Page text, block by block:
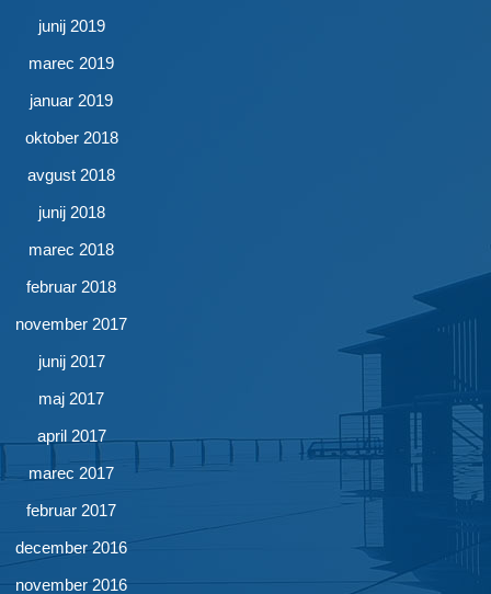
junij 2019
marec 2019
januar 2019
oktober 2018
avgust 2018
junij 2018
marec 2018
februar 2018
november 2017
junij 2017
maj 2017
april 2017
marec 2017
februar 2017
december 2016
november 2016